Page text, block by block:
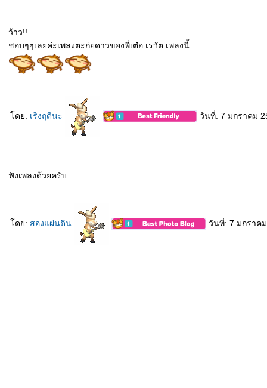
ว้าว!!
ชอบๆๆเลยค่ะเพลงตะก่ยดาวของพี่เต๋อ เรวัต เพลงนี้
ดย: เริงฤดีนะ วันที่: 7 มกราคม
ฟังเพลงด้วยครับ
ดย: สองแผ่นดิน วันที่: 7 มกราค